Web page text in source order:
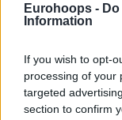
Eurohoops -
Information
If you wish to opt-
processing of your
targeted
section to confirm
Στο “1ο
Ιερουσαλήμ και ο
Γιάννη
δοκιμάσουν τον
απέναντι σε